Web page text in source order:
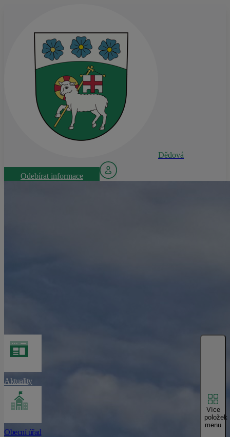
Dědová
Odebírat informace
Aktuality
Obecní úřad
Více
položek
menu